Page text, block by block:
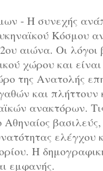
- Η συνεχής
Κόσμου
αιώνα. Οι λόγοι
χώρου και είναι
της Ανατολής
και πλήττουν
ανακτόρων.
Αθηναίος
ελέγχου
Η
εμφανής.